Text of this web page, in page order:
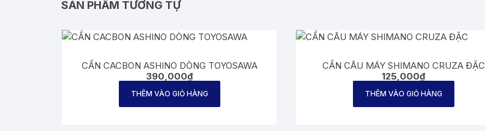
SẢN PHẨM TƯƠNG TỰ
CẦN CACBON ASHINO DÒNG TOYOSAWA
390,000₫
THÊM VÀO GIỎ HÀNG
CẦN CÂU MÁY SHIMANO CRUZA ĐẶC
125,000₫
THÊM VÀO GIỎ HÀNG